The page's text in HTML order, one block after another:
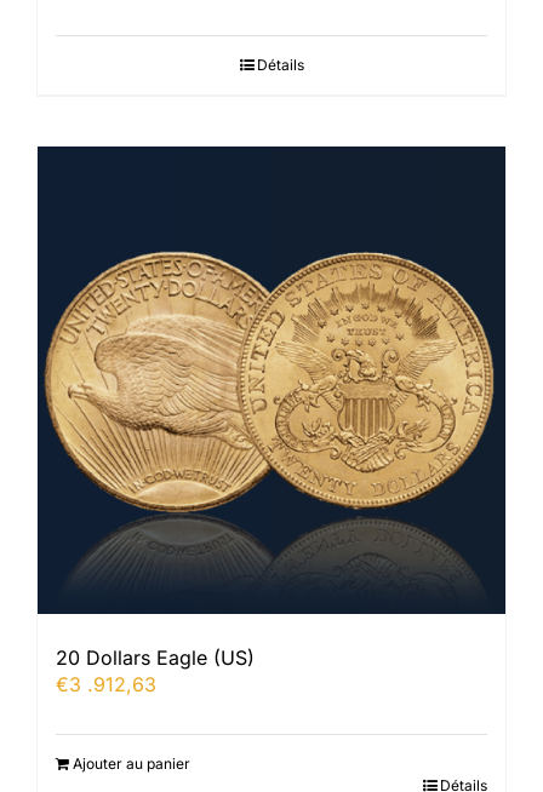
Détails
20 Dollars Eagle (US)
€3 .912,63
Ajouter au panier
Détails